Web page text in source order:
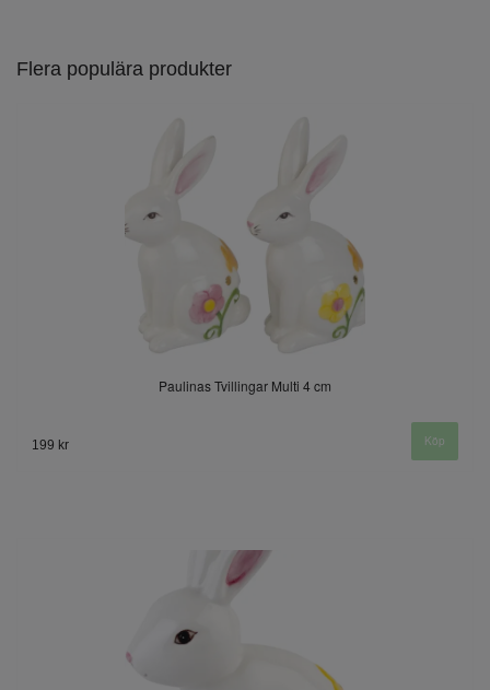
Flera populära produkter
Paulinas Tvillingar Multi 4 cm
199 kr